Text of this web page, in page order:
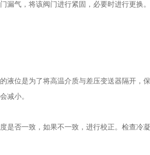
气，将该阀门进行紧固，必要时进行更换
位是为了将高温介质与差压变送器隔开，
减小。
否一致，如果不一致，进行校正。检查冷